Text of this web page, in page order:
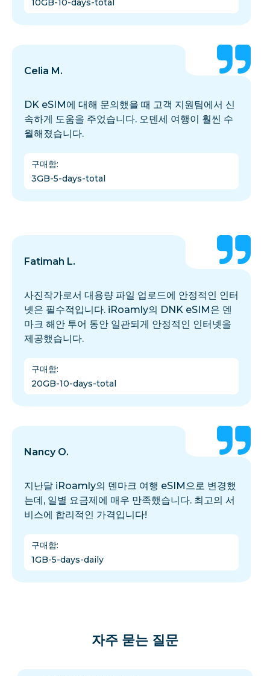
10GB-10-days-total
Celia M.
DK eSIM에 대해 문의했을 때 고객 지원팀에서 신
속하게 도움을 주었습니다. 오덴세 여행이 훨씬 수
월해졌습니다.
구매함:
3GB-5-days-total
Fatimah L.
사진작가로서 대용량 파일 업로드에 안정적인 인터
넷은 필수적입니다. iRoamly의 DNK eSIM은 덴
마크 해안 투어 동안 일관되게 안정적인 인터넷을
제공했습니다.
구매함:
20GB-10-days-total
Nancy O.
지난달 iRoamly의 덴마크 여행 eSIM으로 변경했
는데, 일별 요금제에 매우 만족했습니다. 최고의 서
비스에 합리적인 가격입니다!
구매함:
1GB-5-days-daily
자주 묻는 질문